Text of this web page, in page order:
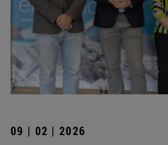
09 | 02 | 2026